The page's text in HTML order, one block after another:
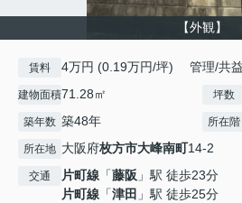
【外観】
賃料 4万円 (0.19万円/坪) 管理/共
建物面積71.28㎡ 坪数
築年数 築48年 所在階
所在地 大阪府枚方市大峰南町14-2
交通 片町線 「藤阪 」駅 徒歩23分
片町線 「津田 」駅 徒歩25分